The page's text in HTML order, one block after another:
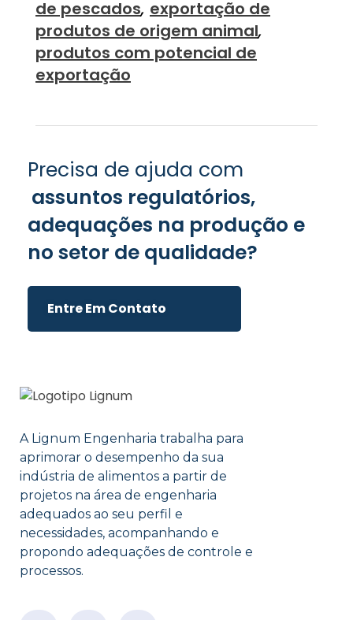
de pescados, exportação de
produtos de origem animal,
produtos com potencial de
exportação
Precisa de ajuda com
assuntos regulatórios,
adequações na produção e
no setor de qualidade?
Entre Em Contato
A Lignum Engenharia trabalha para
aprimorar o desempenho da sua
indústria de alimentos a partir de
projetos na área de engenharia
adequados ao seu perfil e
necessidades, acompanhando e
propondo adequações de controle e
processos.